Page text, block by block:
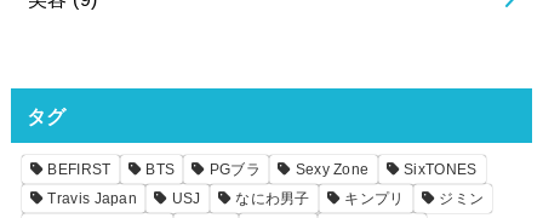
タグ
BEFIRST BTS PGブラ Sexy Zone
SixTONES
Travis Japan
USJ なにわ男子 キンプリ
ジミン